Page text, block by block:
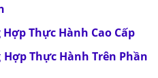
Thực Hành Cao Cấp
Hợp Thực Hành Trên Phần